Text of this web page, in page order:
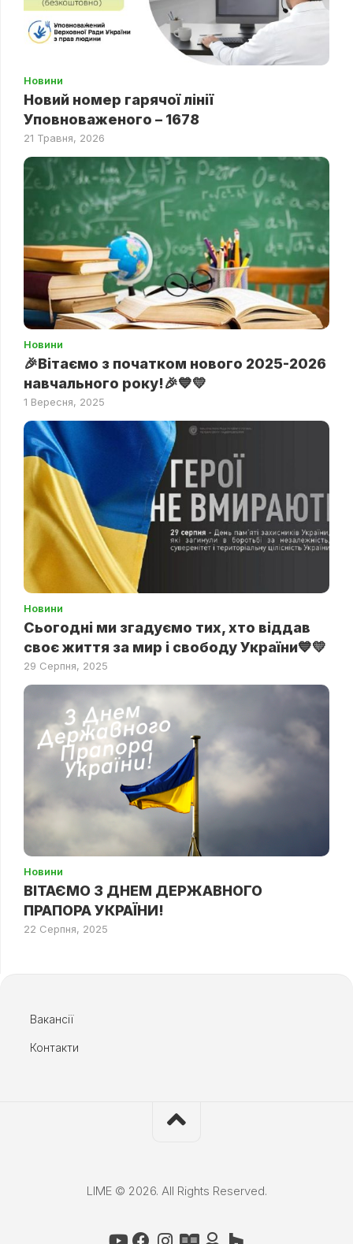
Новини
Новий номер гарячої лінії
Уповноваженого – 1678
21 Травня, 2026
Новини
🎉Вітаємо з початком нового 2025-2026
навчального року!🎉💙💛
1 Вересня, 2025
Новини
Сьогодні ми згадуємо тих, хто віддав
своє життя за мир і свободу України💙💛
29 Серпня, 2025
Новини
ВІТАЄМО З ДНЕМ ДЕРЖАВНОГО
ПРАПОРА УКРАЇНИ!
22 Серпня, 2025
Вакансії
Контакти
LIME © 2026. All Rights Reserved.